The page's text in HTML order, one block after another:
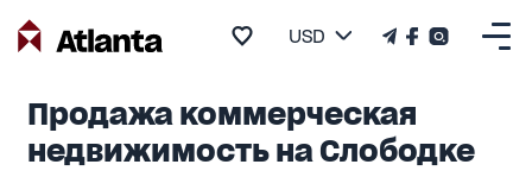
USD
Продажа коммерческая
недвижимость на Слободке